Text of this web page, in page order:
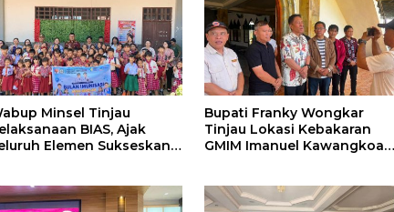
Minsel Tinjau
BIAS, Ajak
Elemen Sukseskan
Bupati Franky Wongkar
Tinjau Lokasi Kebakaran
GMIM Imanuel Kawangkoan
Pemulihan